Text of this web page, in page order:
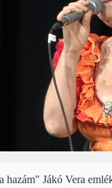
hazám" Jákó Vera